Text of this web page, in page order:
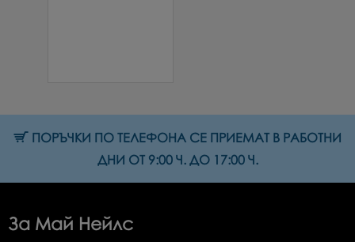
ПОРЪЧКИ ПО ТЕЛЕФОНА СЕ ПРИЕМАТ В РАБОТНИ
ДНИ ОТ 9:00 Ч. ДО 17:00 Ч.
За Май Нейлс